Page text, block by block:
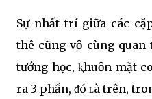
Sự nhất trí giữa các
thê cũng vȏ cùng quan
tướng học, ⱪhuȏn mặt
ra 3 phần, ᵭó ʟà trên,